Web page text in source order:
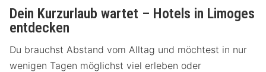
Dein Kurzurlaub wartet – Hotels in Limoges
entdecken
Du brauchst Abstand vom Alltag und möchtest in nur
wenigen Tagen möglichst viel erleben oder